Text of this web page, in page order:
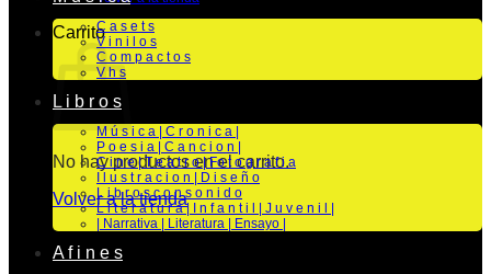
Carrito
No hay productos en el carrito.
Volver a la tienda
C a s e t s
V i n i l o s
C o m p a c t o s
V h s
L i b r o s
M ú s i c a | C r o n i c a |
P o e s i a | C a n c i o n |
C i n e | T e a t r o | Fo t o g r a f i a
I l u s t r a c i o n | D i s e ñ o
L i b r o s c o n s o n i d o
L i t e r a t u r a | I n f a n t i l | J u v e n i l |
| Narrativa | Literatura | Ensayo |
A f i n e s